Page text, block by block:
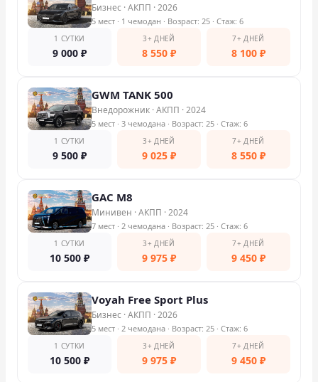
Бизнес ·АКПП ·2026
5 мест · 1 чемодан · Возраст: 25 · Стаж: 6
1 СУТКИ
9 000 ₽
3+ ДНЕЙ
8 550 ₽
7+ ДНЕЙ
8 100 ₽
GWM TANK 500
Внедорожник ·АКПП ·2024
5 мест · 3 чемодана · Возраст: 25 · Стаж: 6
1 СУТКИ
9 500 ₽
3+ ДНЕЙ
9 025 ₽
7+ ДНЕЙ
8 550 ₽
GAC M8
Минивен ·АКПП ·2024
7 мест · 2 чемодана · Возраст: 25 · Стаж: 6
1 СУТКИ
10 500 ₽
3+ ДНЕЙ
9 975 ₽
7+ ДНЕЙ
9 450 ₽
Voyah Free Sport Plus
Бизнес ·АКПП ·2026
5 мест · 2 чемодана · Возраст: 25 · Стаж: 6
1 СУТКИ
10 500 ₽
3+ ДНЕЙ
9 975 ₽
7+ ДНЕЙ
9 450 ₽